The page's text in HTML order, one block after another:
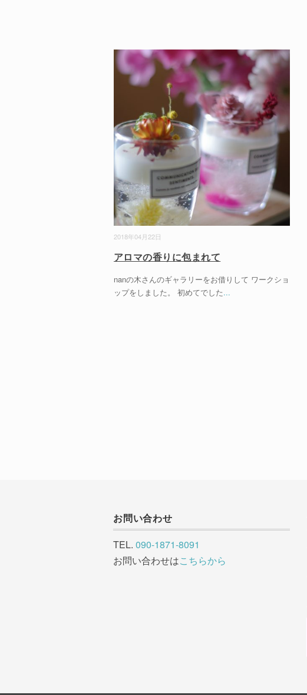
2018年04月22日
アロマの香りに包まれて
nanの木さんのギャラリーをお借りして ワークショ
ップをしました。 初めてでした...
お問い合わせ
TEL. 090-1871-8091
お問い合わせはこちらから